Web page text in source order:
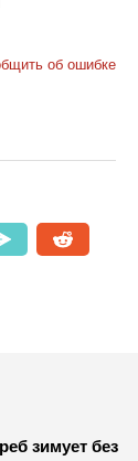
об ошибке
зимует без